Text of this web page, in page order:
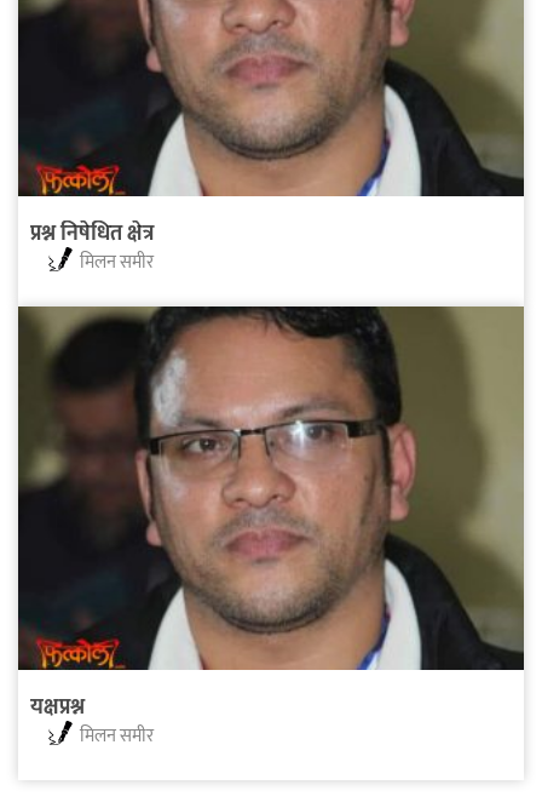
प्रश्न निषेधित क्षेत्र
मिलन समीर
यक्षप्रश्न
मिलन समीर